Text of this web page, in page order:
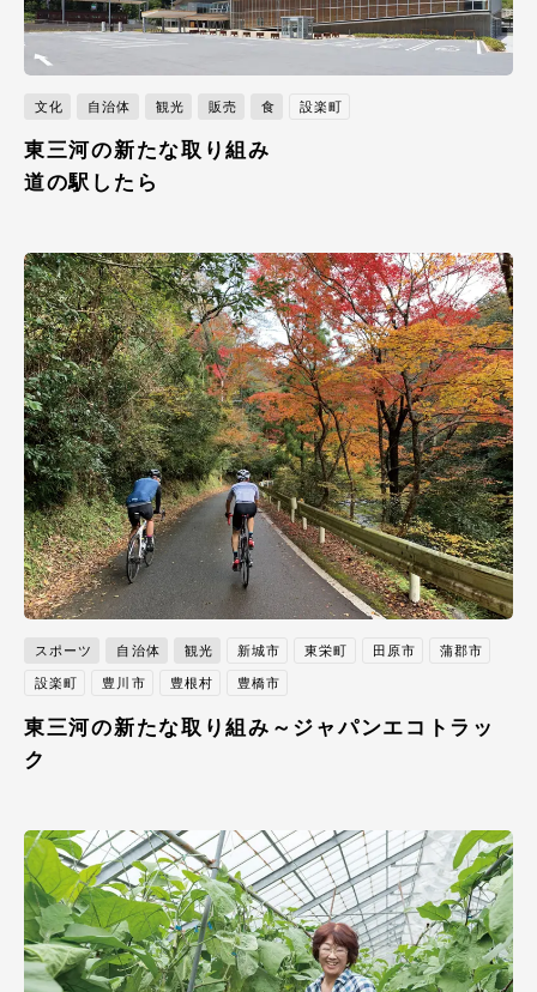
文化 自治体 観光 販売 食 設楽町
東三河の新たな取り組み
道の駅したら
スポーツ 自治体 観光 新城市 東栄町 田原市 蒲郡市
設楽町 豊川市 豊根村 豊橋市
東三河の新たな取り組み～ジャパンエコトラッ
ク